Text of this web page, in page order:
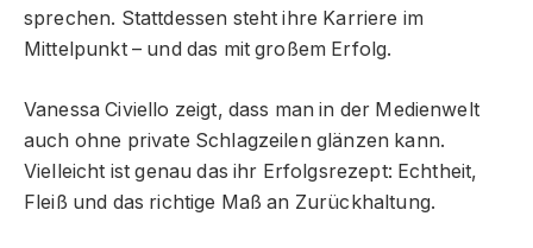
sprechen. Stattdessen steht ihre Karriere im
Mittelpunkt – und das mit großem Erfolg.
Vanessa Civiello zeigt, dass man in der Medienwelt
auch ohne private Schlagzeilen glänzen kann.
Vielleicht ist genau das ihr Erfolgsrezept: Echtheit,
Fleiß und das richtige Maß an Zurückhaltung.